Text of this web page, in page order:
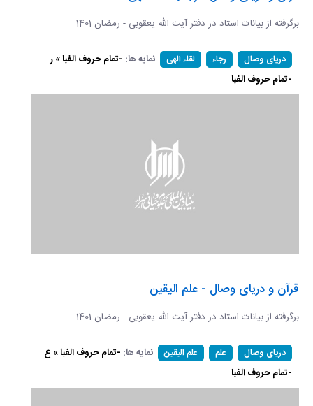
برگرفته از بیانات استاد در دفتر آیت الله یعقوبی - رمضان 1401
دریای وصال رجاء لقاء الهی نمایه ها: -تمام حروف الفبا » ر
-تمام حروف الفبا
قرآن و دریای وصال - علم الیقین
برگرفته از بیانات استاد در دفتر آیت الله یعقوبی - رمضان 1401
دریای وصال علم علم الیقین نمایه ها: -تمام حروف الفبا » ع
-تمام حروف الفبا